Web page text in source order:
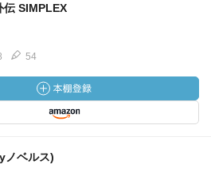
伝 SIMPLEX
54
ノベルス)